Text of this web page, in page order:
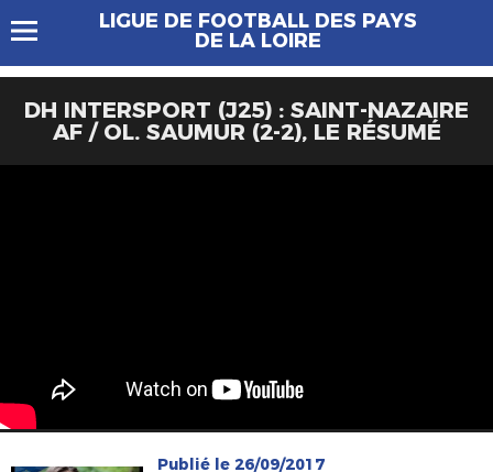
LIGUE DE FOOTBALL DES PAYS
DE LA LOIRE
DH INTERSPORT (J25) : SAINT-NAZAIRE
AF / OL. SAUMUR (2-2), LE RÉSUMÉ
Publié le 26/09/2017